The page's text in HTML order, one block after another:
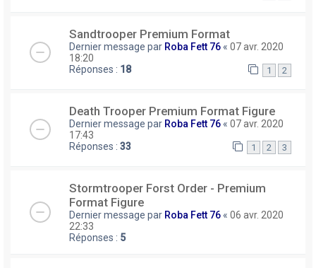
Sandtrooper Premium Format
Dernier message par Roba Fett 76 « 07 avr. 2020
18:20
Réponses : 18 1 2
Death Trooper Premium Format Figure
Dernier message par Roba Fett 76 « 07 avr. 2020
17:43
Réponses : 33 1 2 3
Stormtrooper Forst Order - Premium
Format Figure
Dernier message par Roba Fett 76 « 06 avr. 2020
22:33
Réponses : 5